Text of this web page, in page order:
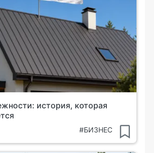
история, которая
#БИЗНЕС